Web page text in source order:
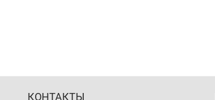
КОНТАКТЫ